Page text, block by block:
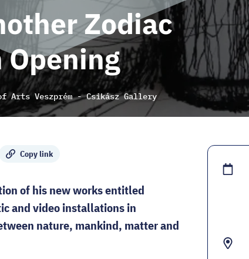
Zodiac
Arts Veszprém - Csikász Gallery
Copy link
of his new works entitled
and video installations in
nature, mankind, matter and